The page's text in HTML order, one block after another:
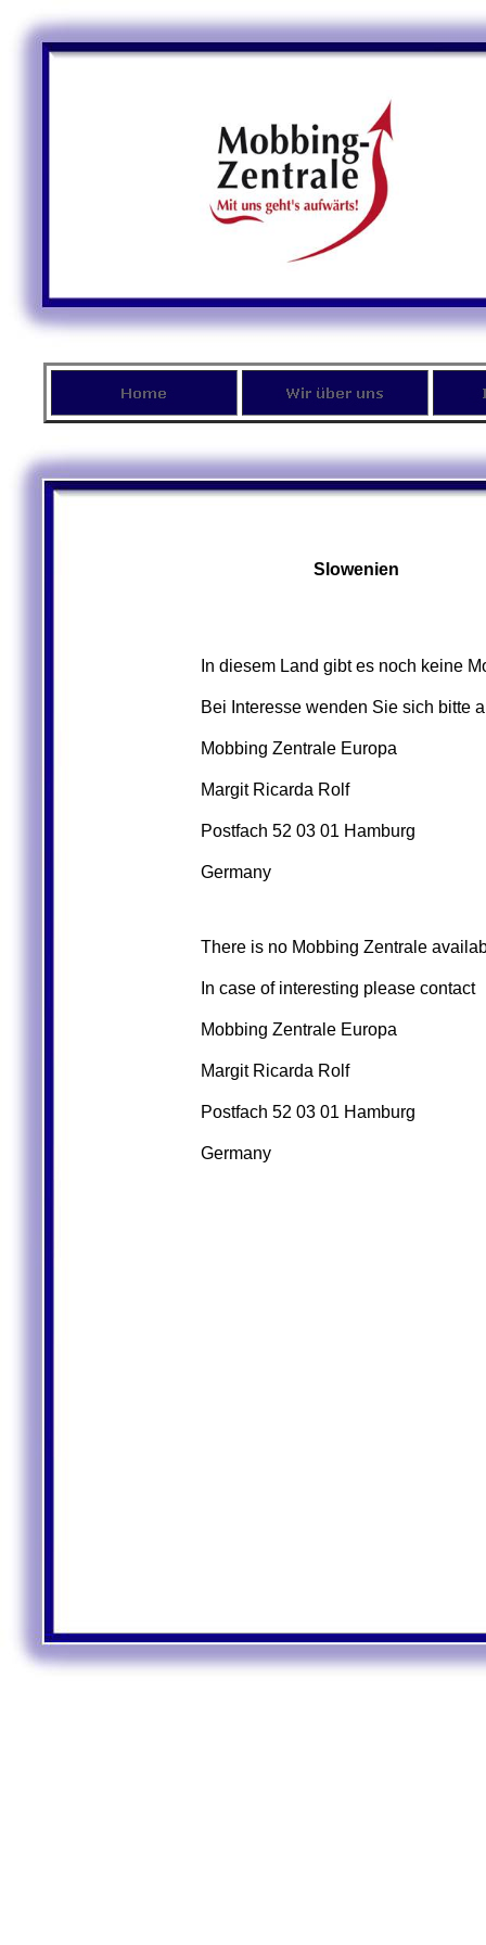
Slowenien
In diesem Land gibt es noch keine
Bei Interesse wenden Sie sich bitte
Mobbing Zentrale Europa
Margit Ricarda Rolf
Postfach 52 03 01 Hamburg
Germany
There is no Mobbing Zentrale
In case of interesting please contact
Mobbing Zentrale Europa
Margit Ricarda Rolf
Postfach 52 03 01 Hamburg
Germany